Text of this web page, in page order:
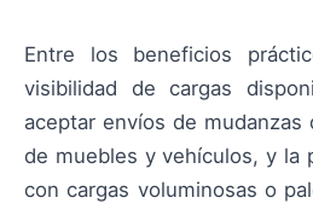
Entre los beneficios
visibilidad de cargas
aceptar envíos de mudanzas
de muebles y vehículos, y la
con cargas voluminosas o